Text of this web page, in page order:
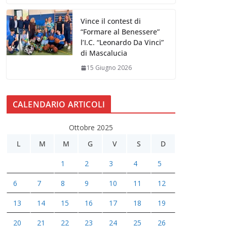
Vince il contest di
“Formare al Benessere”
l’I.C. “Leonardo Da Vinci”
di Mascalucia
15 Giugno 2026
CALENDARIO ARTICOLI
Ottobre 2025
L
M M G V S D
1 2 3 4 5
6 7 8 9 10 11 12
13 14 15 16 17 18 19
20 21 22 23 24 25 26